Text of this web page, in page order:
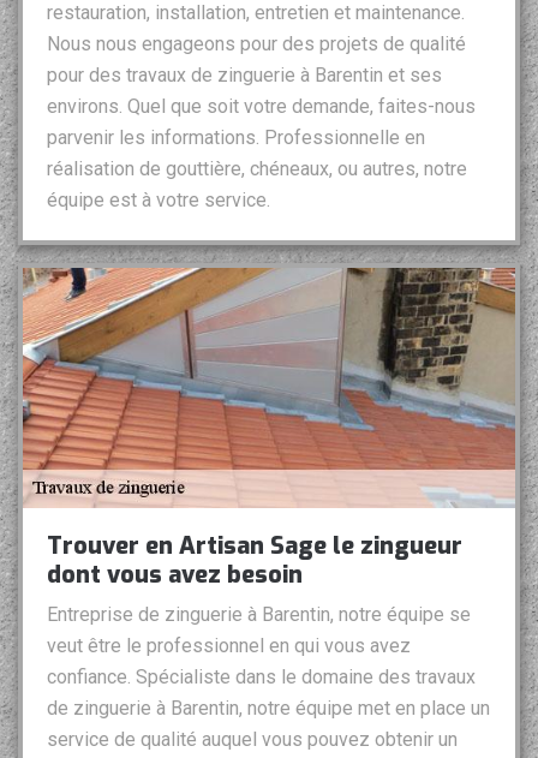
restauration, installation, entretien et maintenance.
Nous nous engageons pour des projets de qualité
pour des travaux de zinguerie à Barentin et ses
environs. Quel que soit votre demande, faites-nous
parvenir les informations. Professionnelle en
réalisation de gouttière, chéneaux, ou autres, notre
équipe est à votre service.
Trouver en Artisan Sage le zingueur
dont vous avez besoin
Entreprise de zinguerie à Barentin, notre équipe se
veut être le professionnel en qui vous avez
confiance. Spécialiste dans le domaine des travaux
de zinguerie à Barentin, notre équipe met en place un
service de qualité auquel vous pouvez obtenir un